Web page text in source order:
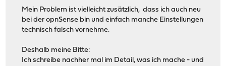
Mein Problem ist vielleicht zusätzlich, dass ich auch neu
bei der opnSense bin und einfach manche Einstellungen
technisch falsch vornehme.
Deshalb meine Bitte:
Ich schreibe nachher mal im Detail, was ich mache - und